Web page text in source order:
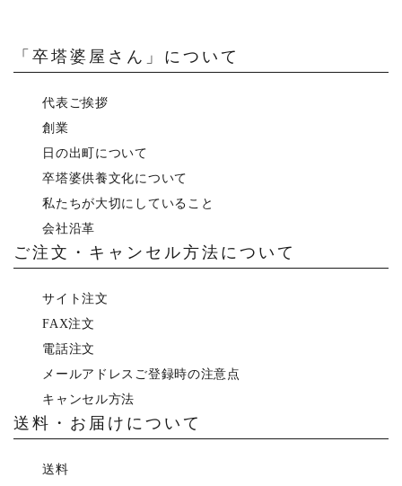
「卒塔婆屋さん」について
代表ご挨拶
創業
日の出町について
卒塔婆供養文化について
私たちが大切にしていること
会社沿革
ご注文・キャンセル方法について
サイト注文
FAX注文
電話注文
メールアドレスご登録時の注意点
キャンセル方法
送料・お届けについて
送料